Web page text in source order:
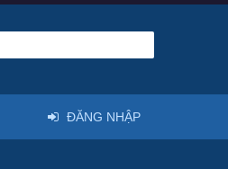
ĐĂNG NHẬP